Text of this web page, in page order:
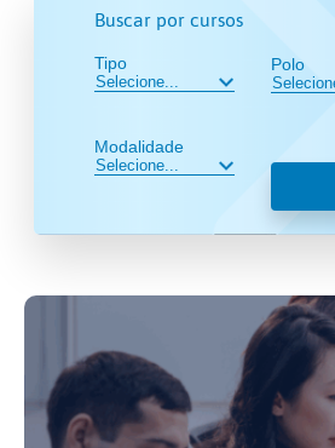
Buscar por cursos
Tipo
Modalidade
Polo